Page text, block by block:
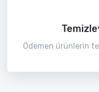
Ödemen ürünlerin